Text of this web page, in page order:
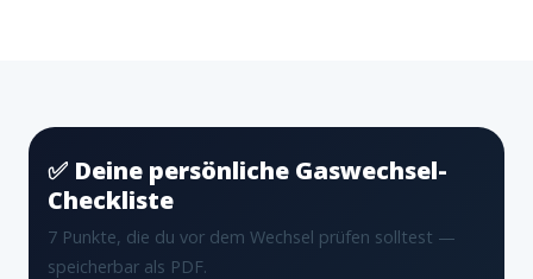
✅ Deine persönliche Gaswechsel-
Checkliste
7 Punkte, die du vor dem Wechsel prüfen solltest —
speicherbar als PDF.